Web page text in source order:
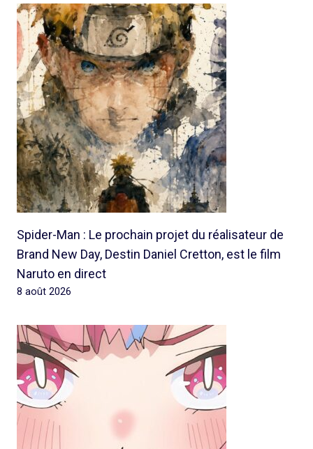
Spider-Man : Le prochain projet du réalisateur de
Brand New Day, Destin Daniel Cretton, est le film
Naruto en direct
8 août 2026